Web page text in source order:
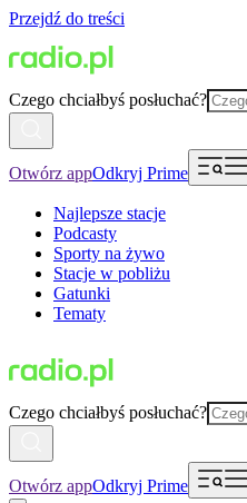
Przejdź do treści
Czego chciałbyś posłuchać?
Otwórz appOdkryj Prime
Najlepsze stacje
Podcasty
Sporty na żywo
Stacje w pobliżu
Gatunki
Tematy
Czego chciałbyś posłuchać?
Otwórz appOdkryj Prime